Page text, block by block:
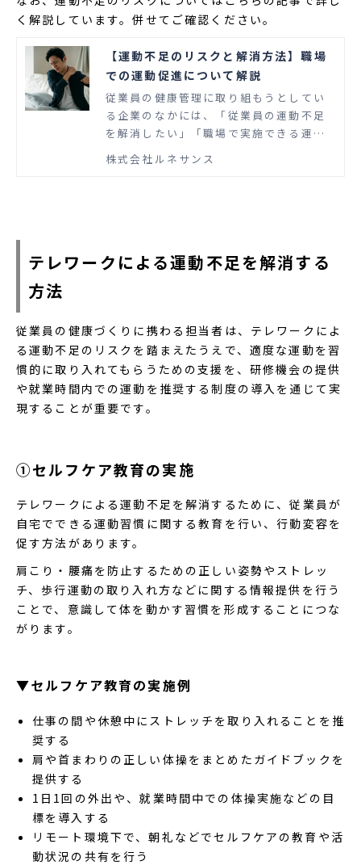
く解説しています。併せてご確認ください。
【運動不足のリスクと解消方法】職場
での運動促進について解説
従業員の健康管理に取り組もうとしてい
る企業のなかには、「従業員の運動不足
を解消したい」「職場で実施できる運動
促進の方法が分からない」という担当者
の方もいるのではないでしょうか。この
株式会社ルネサンス
テレワークによる運動不足を解消する
方法
従業員の健康づくりに携わる担当者は、テレワークによ
る運動不足のリスクを踏まえたうえで、適度な運動を習
慣的に取り入れてもらうための支援を、研修機会の提供
や就業時間内での運動を推奨する制度の導入を通じて実
現することが重要です。
①セルフケア教育の実施
テレワークによる運動不足を解消するために、従業員が
自宅でできる運動習慣に関する教育を行い、行動変容を
促す方法があります。
肩こり・腰痛を防止するための正しい姿勢やストレッ
チ、歩行運動の取り入れ方などに関する情報提供を行う
ことで、意識して体を動かす習慣を形成することにつな
がります。
▼セルフケア教育の実施例
仕事の間や休憩中にストレッチを取り入れることを推
奨する
肩や首まわりの正しい体操をまとめたガイドブックを
提供する
1日1回の外出や、就業時間中での体操実施などの目
標を導入する
リモート環境下で、朝礼などでセルフケアの教育や活
動状況の共有を行う